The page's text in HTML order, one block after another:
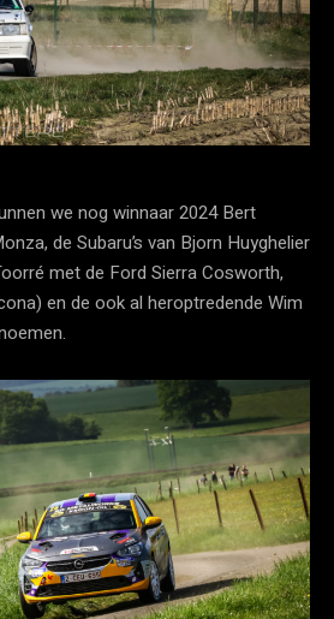
we nog winnaar 2024 Bert
de Subaru’s van Bjorn Huyghelier
met de Ford Sierra Cosworth,
en de ook al heroptredende Wim